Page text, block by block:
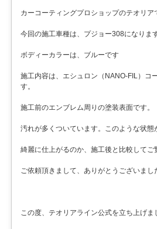
カーコーティングプロショップのテオリア
今回の施工車種は、プジョー308になりま
ボディーカラーは、ブルーです
施工内容は、エシュロン（NANO-FIL）コ
す。
施工前のエンブレム周りの塗装表面です。
汚れが多くついています。このような状態
綺麗に仕上がるのか、施工後と比較してご
ご依頼頂きまして、ありがとうございまし
この度、テオリアライン公式を立ち上げま